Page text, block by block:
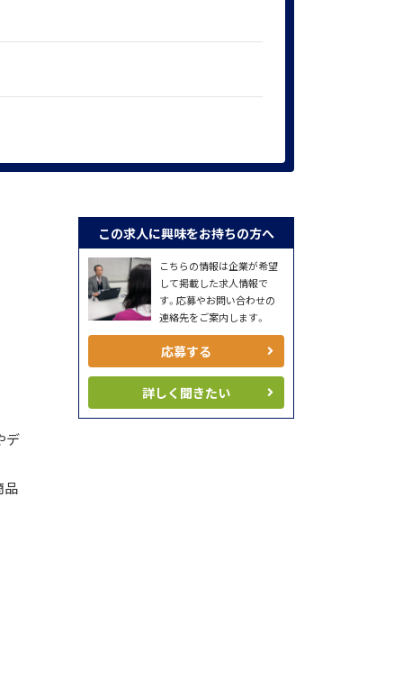
デ
品
この求人に興味をお持ちの方へ
こちらの情報は企業が希望
して掲載した求人情報で
す。応募やお問い合わせの
連絡先をご案内します。
応募する
詳しく聞きたい